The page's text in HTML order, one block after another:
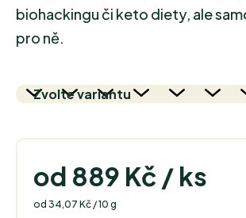
biohackingu či keto diety, ale
pro ně.
od 889 Kč / ks
Měrná cena:
od 34,07 Kč / 10 g